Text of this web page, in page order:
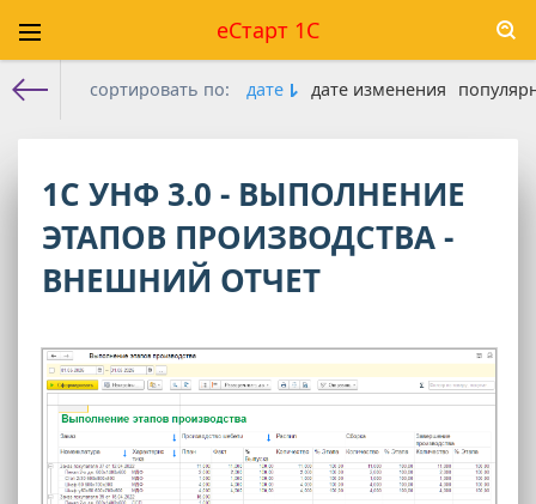
еСтарт 1С
сортировать по: дате дате изменения
1С УНФ 3.0 - ВЫПОЛНЕНИЕ
ЭТАПОВ ПРОИЗВОДСТВА -
ВНЕШНИЙ ОТЧЕТ